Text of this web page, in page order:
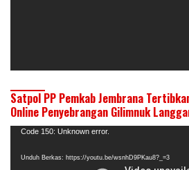
Satpol PP Pemkab Jembrana
Online Penyebrangan Gilimnuk
Pemutar
Code 150: Unknown error.
Unduh Berkas: https://youtu.be/wsnhD9PKau8?_=3